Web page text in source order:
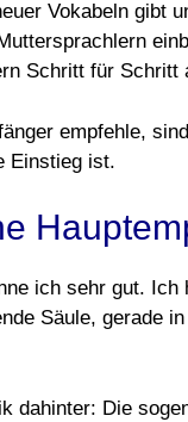
Vokabeln gibt
Schritt für Schritt
empfehle, sind
Einstieg ist.
ich sehr gut.
Säule, gerade
dahinter: Die